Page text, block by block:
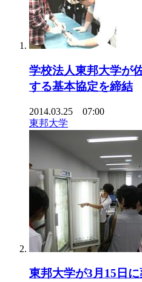
学校法人東邦大学が
する基本協定を締結
2014.03.25 07:00
東邦大学
東邦大学が3月15日